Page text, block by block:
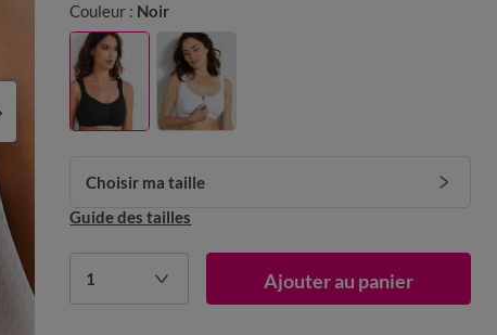
Couleur : Noir
Choisir ma taille
Guide des tailles
1 Ajouter au panier